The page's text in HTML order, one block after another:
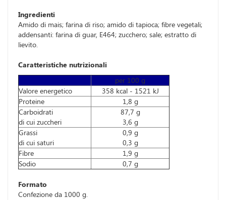
Ingredienti
Amido di mais; farina di riso; amido di tapioca; fibre vegetali;
addensanti: farina di guar, E464; zucchero; sale; estratto di
lievito.
Caratteristiche nutrizionali
per 100 g
Valore energetico
358 kcal - 1521 kJ
Proteine
1,8 g
Carboidrati
di cui zuccheri
87,7 g
3,6 g
Grassi
di cui saturi
0,9 g
0,3 g
Fibre
1,9 g
Sodio
0,7 g
Formato
Confezione da 1000 g.